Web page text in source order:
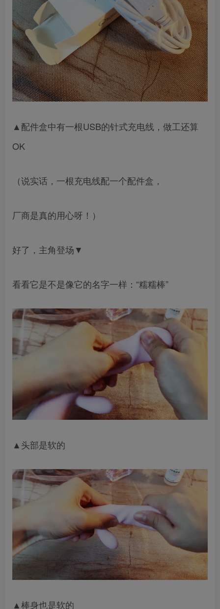
▲配件盒中有一根USB的针式充电线，做工还算
OK
（说实话，一根充电线配一个配件盒，
厂商是真的用心呀！）
好了，主角登场▼
看看它是不是像它的名字一样：“糯糯棒”
▲头部是软的
▲棒身也是软的